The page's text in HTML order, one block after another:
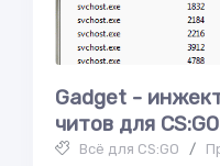
Gadget -
читов для CS:GO
Всё для CS:GO /